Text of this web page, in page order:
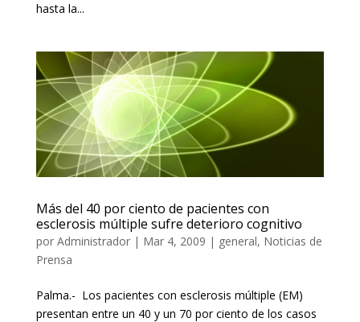
hasta la...
Más del 40 por ciento de pacientes con
esclerosis múltiple sufre deterioro cognitivo
por Administrador| Mar 4, 2009 | general, Noticias de
Prensa
Palma.- Los pacientes con esclerosis múltiple (EM)
presentan entre un 40 y un 70 por ciento de los casos